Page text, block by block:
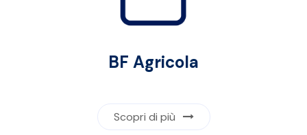
BF Agricola
Scopri di più